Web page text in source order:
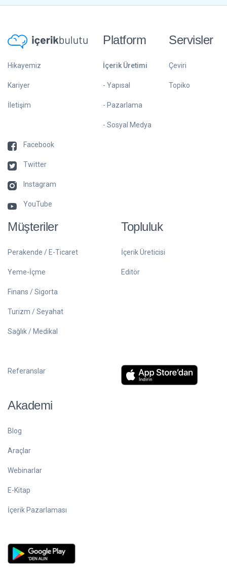
Hikayemiz
Kariyer
İletişim
Facebook
Twitter
Instagram
YouTube
Platform
İçerik Üretimi
- Yapısal
- Pazarlama
- Sosyal Medya
Servisler
Çeviri
Topiko
Müşteriler
Perakende / E-Ticaret
Yeme-İçme
Finans / Sigorta
Turizm / Seyahat
Sağlık / Medikal
Referanslar
Topluluk
İçerik Üreticisi
Editör
Akademi
Blog
Araçlar
Webinarlar
E-Kitap
İçerik Pazarlaması